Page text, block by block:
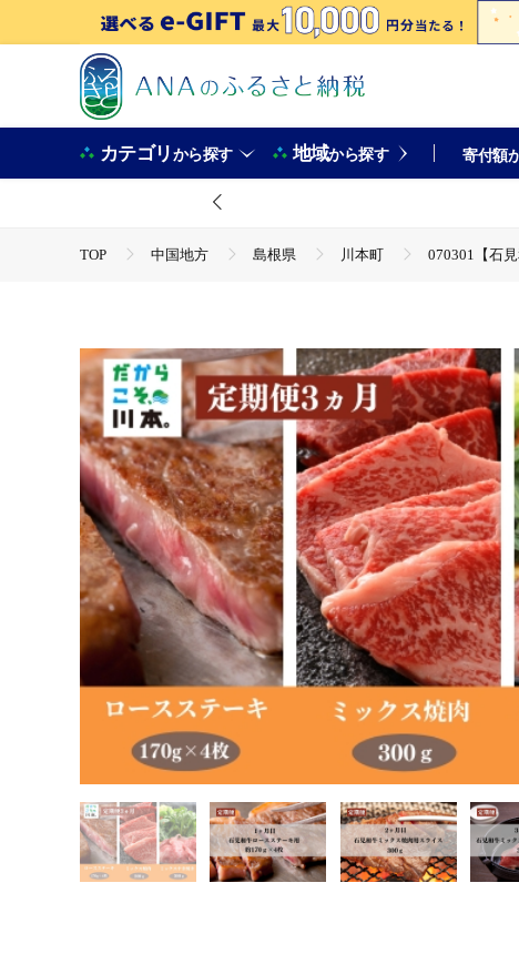
カテゴリから探す 地域から探す 寄付額
TOP 中国地方 島根県 川本町 070301【石
TOP
肉 牛肉 焼肉(牛肉) 070301【石見和牛